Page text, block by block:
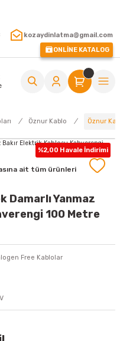
kozaydinlatma@gmail.com
ONLİNE KATALOG
Öznur Kablo Öznur
%2,00 Havale İndirimi
ait tüm ürünleri
Damarlı Yanmaz
100 Metre
Free Kablolar